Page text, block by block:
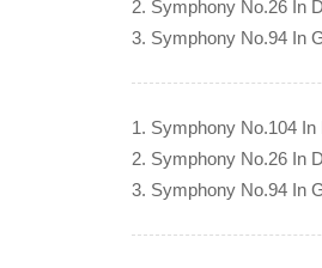
2. Symphony No.26 In
3. Symphony No.94 In
1. Symphony No.104
2. Symphony No.26 In
3. Symphony No.94 In